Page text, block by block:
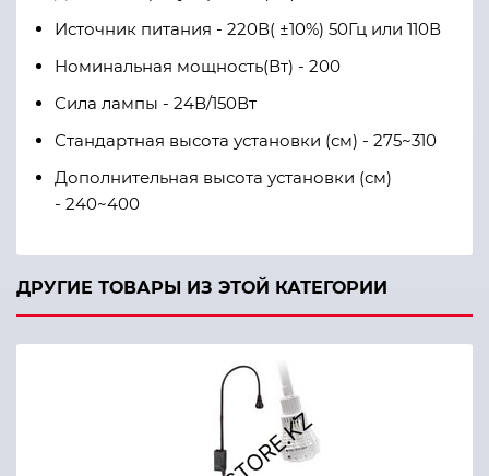
Источник питания - 220В( ±10%) 50Гц или 110В
Номинальная мощность(Вт) - 200
Сила лампы - 24В/150Вт
Стандартная высота установки (см) - 275~310
Дополнительная высота установки (см)
- 240~400
ДРУГИЕ ТОВАРЫ ИЗ ЭТОЙ КАТЕГОРИИ